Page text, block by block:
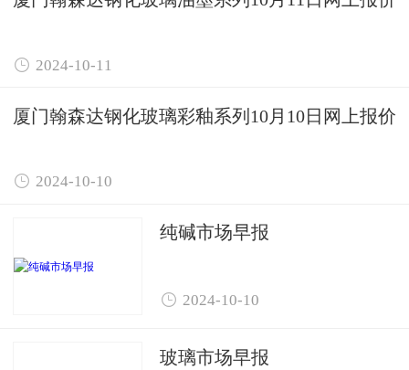
 2024-10-11
厦门翰森达钢化玻璃彩釉系列10月10日网上报价
 2024-10-10
纯碱市场早报
 2024-10-10
玻璃市场早报